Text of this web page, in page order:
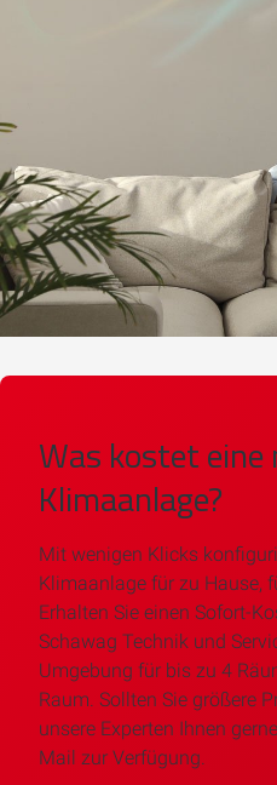
Was kostet eine
Klimaanlage?
Mit wenigen Klicks
Klimaanlage für zu Hause,
Erhalten Sie einen Sofort-
Schawag Technik und
Umgebung für bis zu 4
Raum. Sollten Sie größere
unsere Experten Ihnen
Mail zur Verfügung.